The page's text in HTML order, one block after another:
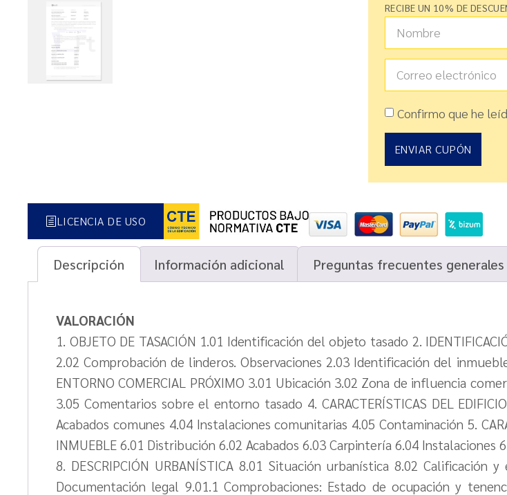
RECIBE UN 10% DE
Confirmo que he
ENVIAR CUPÓN
LICENCIA DE USO
Descripción Información adicional Preguntas frecuentes generales
VALORACIÓN
1. OBJETO DE TASACIÓN 1.01 Identificación del objeto tasado 2.
2.02 Comprobación de linderos. Observaciones 2.03 Identificación del
ENTORNO COMERCIAL PRÓXIMO 3.01 Ubicación 3.02 Zona de influencia
3.05 Comentarios sobre el entorno tasado 4. CARACTERÍSTICAS DEL
Acabados comunes 4.04 Instalaciones comunitarias 4.05 Contaminación 5.
INMUEBLE 6.01 Distribución 6.02 Acabados 6.03 Carpintería 6.04 Instalaciones
8. DESCRIPCIÓN URBANÍSTICA 8.01 Situación urbanística 8.02 Calificación
Documentación legal 9.01.1 Comprobaciones: Estado de ocupación y